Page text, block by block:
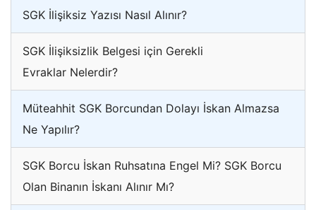
SGK İlişiksiz Yazısı Nasıl Alınır?
SGK İlişiksizlik Belgesi için Gerekli
Evraklar Nelerdir?
Müteahhit SGK Borcundan Dolayı İskan Almazsa
Ne Yapılır?
SGK Borcu İskan Ruhsatına Engel Mi? SGK Borcu
Olan Binanın İskanı Alınır Mı?